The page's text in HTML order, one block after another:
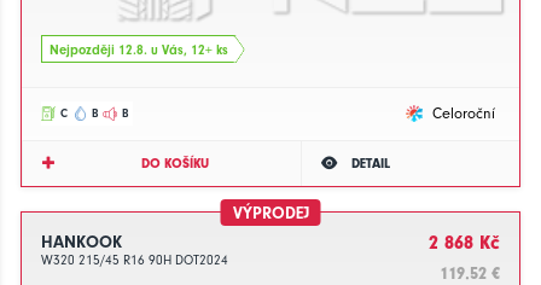
Nejpozději 12.8. u Vás, 12+ ks
C B B Celoroční
DO KOŠÍKU DETAIL
VÝPRODEJ
HANKOOK
W320 215/45 R16 90H DOT2024
2 868 Kč
119.52 €